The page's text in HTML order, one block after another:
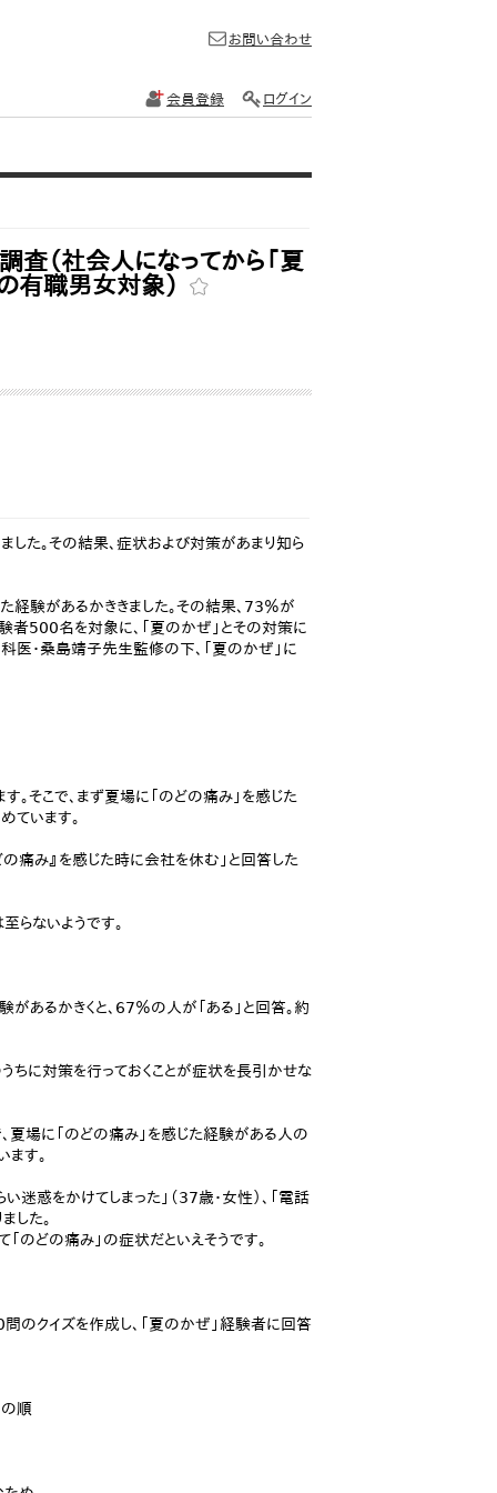
お問い合わせ
会員登録 ログイン
査（社会人になってから「夏
有職男女対象）
た。その結果、症状および対策があまり知ら
験があるかききました。その結果、73％が
者500名を対象に、「夏のかぜ」とその対策に
医・桑島靖子先生監修の下、「夏のかぜ」に
。そこで、まず夏場に「のどの痛み」を感じた
ています。
の痛み』を感じた時に会社を休む」と回答した
らないようです。
あるかきくと、67％の人が「ある」と回答。約
ちに対策を行っておくことが症状を長引かせな
夏場に「のどの痛み」を感じた経験がある人の
ます。
惑をかけてしまった」（37歳・女性）、「電話
した。
のどの痛み」の症状だといえそうです。
のクイズを作成し、「夏のかぜ」経験者に回答
順